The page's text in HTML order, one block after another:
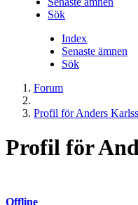
Sök
Index
Senaste ämnen
Sök
Forum
Profil för Anders
Profil för
Offline